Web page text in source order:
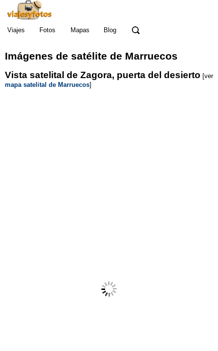
Viajes Fotos Mapas Blog
Imágenes de satélite de Marruecos
Vista satelital de Zagora, puerta del desierto [ver
mapa satelital de Marruecos]